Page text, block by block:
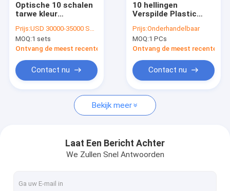
Kwaliteitscontrole
Contacteer ons
Verzoek om een Citaat
De sorteerder van de Wenyaokleur
De sorteerder van de rijstkleur
Optische 10 schalen
tarwe kleur
tarwe gerst kleur
sorteermachine in
graan verwerking lijn
Prijs:USD 30000-35000 SETS
MOQ:1 sets
Ontvang de meest recente Prijs
Contact nu
10 hellingen
Verspilde Plastic
640 Kanalen
Prijs:Onderhandelbaar
MOQ:1 PCs
Ontvang de meest recente
Contact nu
Bekijk meer
Laat Een Bericht Achter
We Zullen Snel Antwoorden